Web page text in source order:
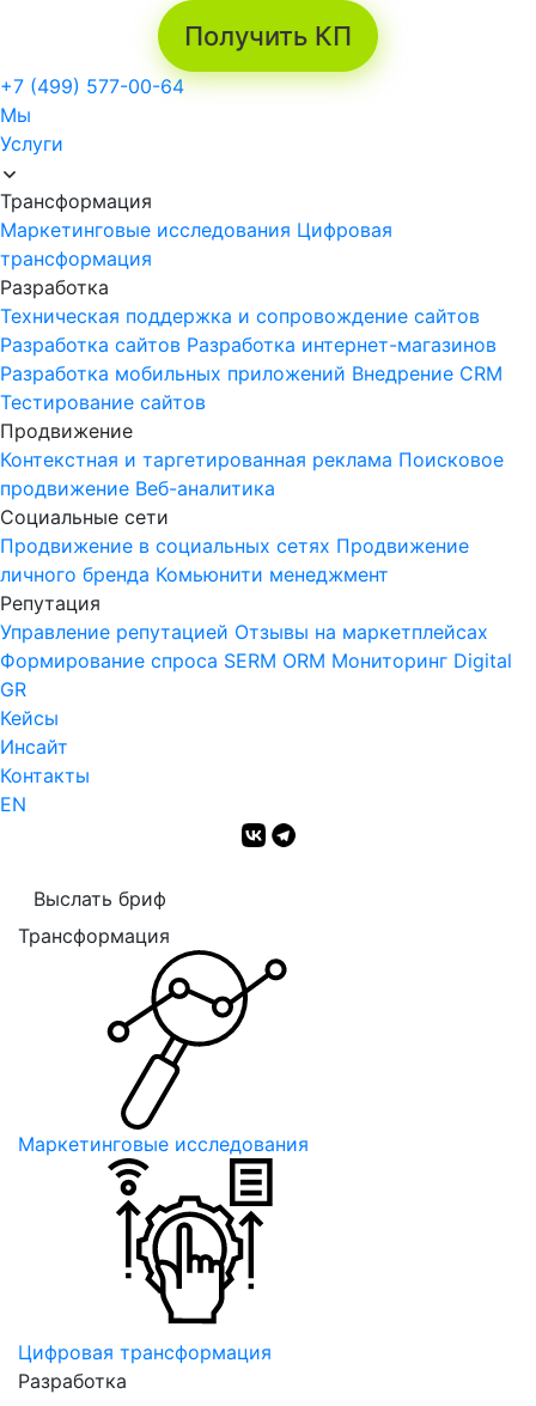
Получить КП
+7 (499) 577-00-64
Мы
Услуги
Трансформация
Маркетинговые исследования Цифровая
трансформация
Разработка
Техническая поддержка и сопровождение сайтов
Разработка сайтов Разработка интернет-магазинов
Разработка мобильных приложений Внедрение CRM
Тестирование сайтов
Продвижение
Контекстная и таргетированная реклама Поисковое
продвижение Веб-аналитика
Социальные сети
Продвижение в социальных сетях Продвижение
личного бренда Комьюнити менеджмент
Репутация
Управление репутацией Отзывы на маркетплейсах
Формирование спроса SERM ORM Мониторинг Digital
GR
Кейсы
Инсайт
Контакты
EN
Выслать бриф
Трансформация
Маркетинговые исследования
Цифровая трансформация
Разработка